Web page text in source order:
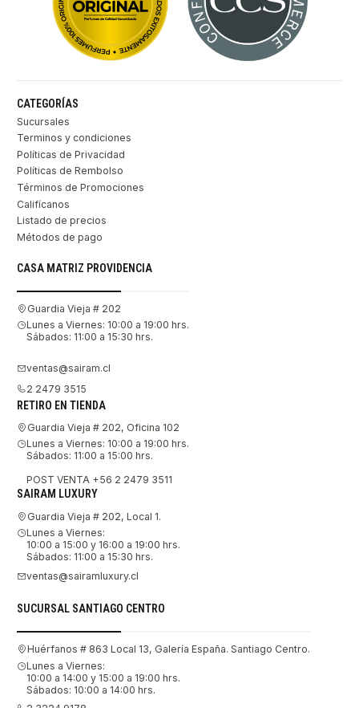
CATEGORÍAS
Sucursales
Terminos y condiciones
Políticas de Privacidad
Políticas de Rembolso
Términos de Promociones
Califícanos
Listado de precios
Métodos de pago
CASA MATRIZ PROVIDENCIA
Guardia Vieja # 202
Lunes a Viernes: 10:00 a 19:00 hrs.
Sábados: 11:00 a 15:30 hrs.
ventas@sairam.cl
2 2479 3515
RETIRO EN TIENDA
Guardia Vieja # 202, Oficina 102
Lunes a Viernes: 10:00 a 19:00 hrs.
Sábados: 11:00 a 15:00 hrs.
POST VENTA +56 2 2479 3511
SAIRAM LUXURY
Guardia Vieja # 202, Local 1.
Lunes a Viernes:
10:00 a 15:00 y 16:00 a 19:00 hrs.
Sábados: 11:00 a 15:30 hrs.
ventas@sairamluxury.cl
SUCURSAL SANTIAGO CENTRO
Huérfanos # 863 Local 13, Galería España. Santiago Centro.
Lunes a Viernes:
10:00 a 14:00 y 15:00 a 19:00 hrs.
Sábados: 10:00 a 14:00 hrs.